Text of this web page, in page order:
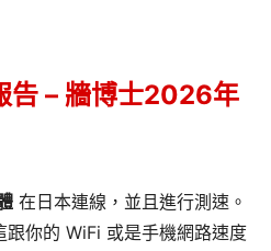
告 – 牆博士2026年
在日本連線，並且進行測速。
你的 WiFi 或是手機網路速度